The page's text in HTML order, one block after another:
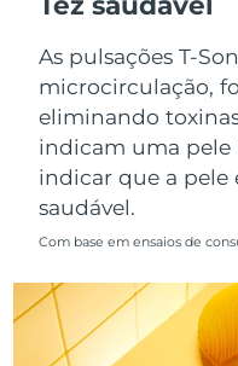
As pulsações T-
microcirculação,
eliminando
indicam uma pele
indicar que a pele
saudável.
Com base em ensaios de
Singapura
Eslováquia
Eslovênia
África do Sul
Espanha